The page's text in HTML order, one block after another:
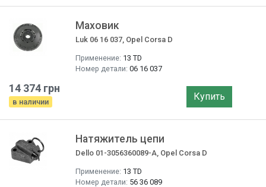
Маховик
Luk 06 16 037, Opel Corsa D
Применение: 13 TD
Номер детали: 06 16 037
14 374 грн
в наличии Купить
Натяжитель цепи
Dello 01-3056360089-A, Opel Corsa D
Применение: 13 TD
Номер детали: 56 36 089